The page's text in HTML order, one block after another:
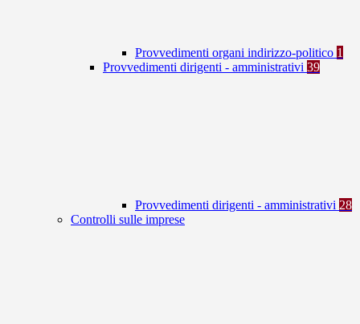
Provvedimenti organi indirizzo-politico 1
Provvedimenti dirigenti - amministrativi 39
Provvedimenti dirigenti - amministrativi 28
Controlli sulle imprese